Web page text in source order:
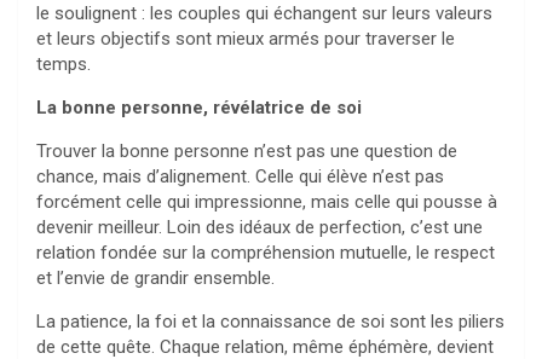
le soulignent : les couples qui échangent sur leurs valeurs
et leurs objectifs sont mieux armés pour traverser le
temps.
La bonne personne, révélatrice de soi
Trouver la bonne personne n’est pas une question de
chance, mais d’alignement. Celle qui élève n’est pas
forcément celle qui impressionne, mais celle qui pousse à
devenir meilleur. Loin des idéaux de perfection, c’est une
relation fondée sur la compréhension mutuelle, le respect
et l’envie de grandir ensemble.
La patience, la foi et la connaissance de soi sont les piliers
de cette quête. Chaque relation, même éphémère, devient